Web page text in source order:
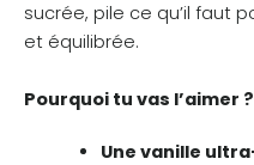
sucrée, pile ce qu’il faut
et équilibrée.
Pourquoi tu vas l’aimer ?
Une vanille